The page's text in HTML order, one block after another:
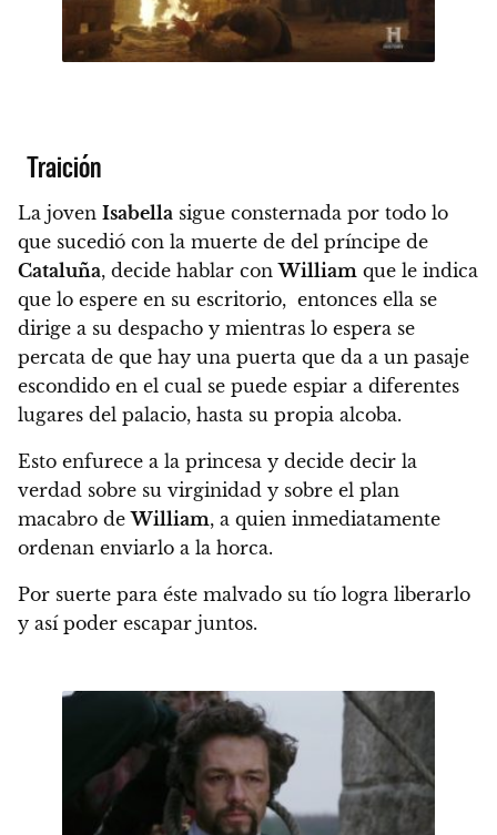
Traición
La joven Isabella sigue consternada por todo lo
que sucedió con la muerte de del príncipe de
Cataluña, decide hablar conWilliam que le indica
que lo espere en su escritorio, entonces ella se
dirige a su despacho y mientras lo espera se
percata de que hay una puerta que da a un pasaje
escondido en el cual se puede espiar a diferentes
lugares del palacio, hasta su propia alcoba.
Esto enfurece a la princesa y decide decir la
verdad sobre su virginidad y sobre el plan
macabro deWilliam, a quien inmediatamente
ordenan enviarlo a la horca.
Por suerte para éste malvado su tío logra liberarlo
y así poder escapar juntos.